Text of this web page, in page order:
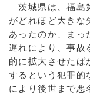
茨城県は、福島
がどれほど大きな
あったのか、まっ
遅れにより、事故
的に拡大させたば
するという犯罪的
により後世まで悪